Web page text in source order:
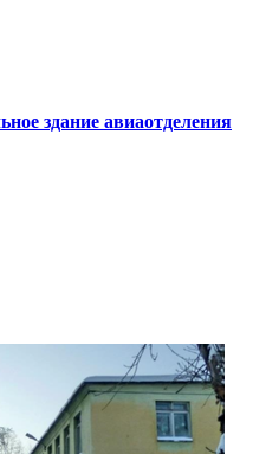
здание авиаотделения